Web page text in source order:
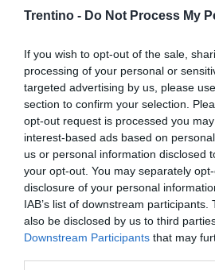
Trentino - Do Not Process My
If you wish to opt-out of the sale,
processing of your personal or
targeted advertising by us, please
section to confirm your selection.
opt-out request is processed you
interest-based ads based on
us or personal information disclosed
your opt-out. You may separately
disclosure of your personal
IAB’s list of downstream
also be disclosed by us to third
Downstream Participants that may
SPETTACOLO
Biografilm, "Broken
storia di Marianne